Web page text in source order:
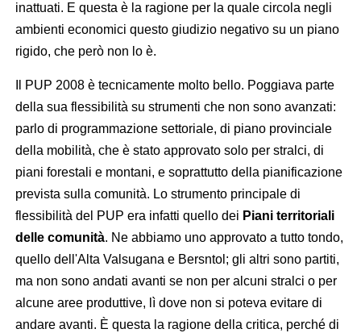
inattuati. E questa è la ragione per la quale circola negli
ambienti economici questo giudizio negativo su un piano
rigido, che però non lo è.
Il PUP 2008 è tecnicamente molto bello. Poggiava parte
della sua flessibilità su strumenti che non sono avanzati:
parlo di programmazione settoriale, di piano provinciale
della mobilità, che è stato approvato solo per stralci, di
piani forestali e montani, e soprattutto della pianificazione
prevista sulla comunità. Lo strumento principale di
flessibilità del PUP era infatti quello dei Piani territoriali
delle comunità. Ne abbiamo uno approvato a tutto tondo,
quello dell'Alta Valsugana e Bersntol; gli altri sono partiti,
ma non sono andati avanti se non per alcuni stralci o per
alcune aree produttive, lì dove non si poteva evitare di
andare avanti. È questa la ragione della critica, perché di